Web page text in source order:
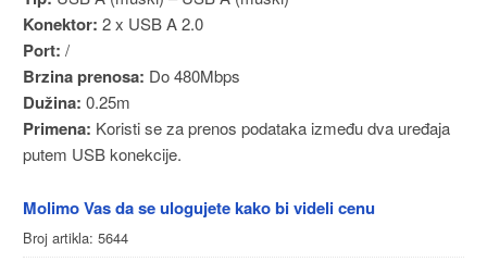
Konektor: 2 x USB A 2.0
Port: /
Brzina prenosa: Do 480Mbps
Dužina: 0.25m
Primena: Koristi se za prenos podataka između dva uređaja
putem USB konekcije.
Molimo Vas da se ulogujete kako bi videli cenu
Broj artikla: 5644